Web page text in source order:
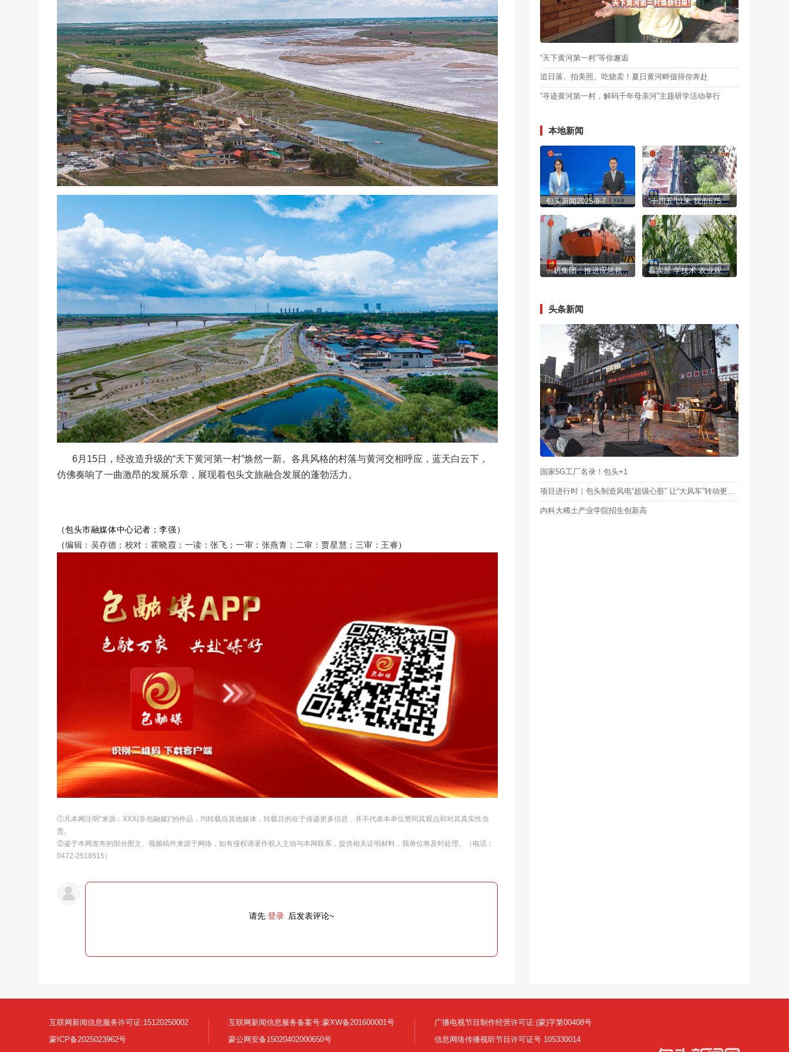
6月15日，经改造升级的“天下黄河第一村”焕然一新。各具风格的村落与黄河交相呼应，蓝天白云下，
仿佛奏响了一曲激昂的发展乐章，展现着包头文旅融合发展的蓬勃活力。
（包头市融媒体中心记者 ：李强 ）
（编辑：吴存德；校对：霍晓霞；一读：张飞；一审：张燕青；二审：贾星慧；三审：王睿）
①凡本网注明“来源：XXX(非包融媒)”的作品，均转载自其他媒体，转载目的在于传递更多信息，并不代表本单位赞同其观点和对其真实性负
责。
②鉴于本网发布的部分图文、视频稿件来源于网络，如有侵权请著作权人主动与本网联系，提供相关证明材料，我单位将及时处理。（电话：
0472-2518515）
请先 登录 后发表评论~
“天下黄河第一村”等你邂逅
追日落、拍美照、吃烧卖！夏日黄河畔值得你奔赴
“寻迹黄河第一村，解码千年母亲河”主题研学活动举行
本地新闻
包头新闻2025-9-7 “十四五”以来 我市675个老旧小区焕新颜
一机集团：推进应急救援装备体系化建设 看实景 学技术 农业观摩会探索现代农业发展新路径
头条新闻
国家5G工厂名录！包头+1
项目进行时｜包头制造风电“超级心脏” 让“大风车”转动更有力
内科大稀土产业学院招生创新高
互联网新闻信息服务许可证:15120250002
蒙ICP备2025023962号
互联网新闻信息服务备案号:蒙XW备201600001号
蒙公网安备15020402000650号
广播电视节目制作经营许可证:(蒙)字第00408号
信息网络传播视听节目许可证号 105330014